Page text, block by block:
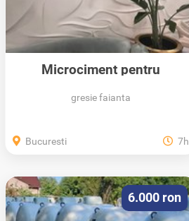
Microciment pentru
gresie faianta
Bucuresti 7h
6.000 ron